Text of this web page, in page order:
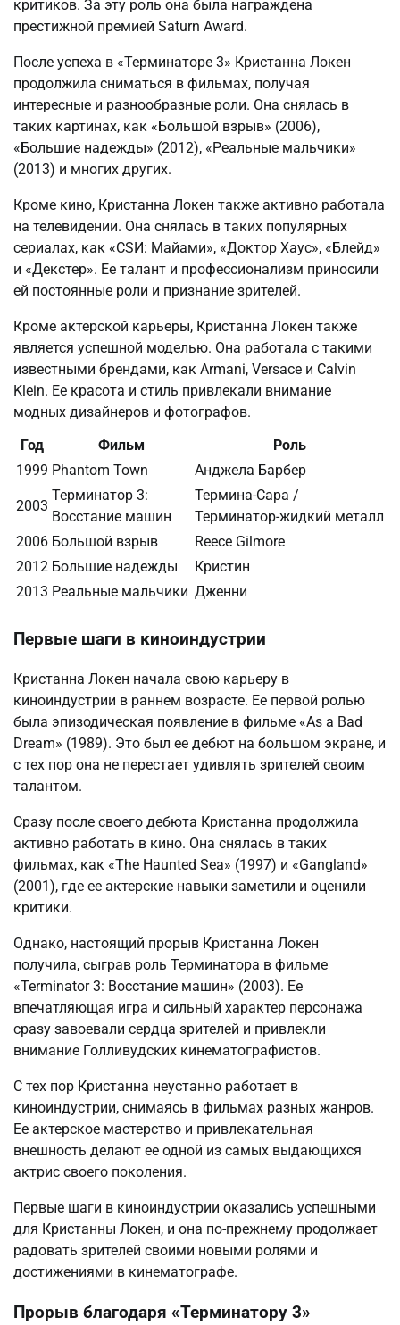
критиков. За эту роль она была награждена
престижной премией Saturn Award.
После успеха в «Терминаторе 3» Кристанна Локен
продолжила сниматься в фильмах, получая
интересные и разнообразные роли. Она снялась в
таких картинах, как «Большой взрыв» (2006),
«Большие надежды» (2012), «Реальные мальчики»
(2013) и многих других.
Кроме кино, Кристанна Локен также активно работала
на телевидении. Она снялась в таких популярных
сериалах, как «CSИ: Майами», «Доктор Хаус», «Блейд»
и «Декстер». Ее талант и профессионализм приносили
ей постоянные роли и признание зрителей.
Кроме актерской карьеры, Кристанна Локен также
является успешной моделью. Она работала с такими
известными брендами, как Armani, Versace и Calvin
Klein. Ее красота и стиль привлекали внимание
модных дизайнеров и фотографов.
Год
Фильм
Роль
1999 Phantom Town Анджела Барбер
2003
Терминатор 3:
Восстание машин
Термина-Сара /
Терминатор-жидкий металл
2006 Большой взрыв
Reece Gilmore
2012 Большие надежды
Кристин
2013 Реальные мальчики Дженни
Первые шаги в киноиндустрии
Кристанна Локен начала свою карьеру в
киноиндустрии в раннем возрасте. Ее первой ролью
была эпизодическая появление в фильме «As a Bad
Dream» (1989). Это был ее дебют на большом экране, и
с тех пор она не перестает удивлять зрителей своим
талантом.
Сразу после своего дебюта Кристанна продолжила
активно работать в кино. Она снялась в таких
фильмах, как «The Haunted Sea» (1997) и «Gangland»
(2001), где ее актерские навыки заметили и оценили
критики.
Однако, настоящий прорыв Кристанна Локен
получила, сыграв роль Терминатора в фильме
«Terminator 3: Восстание машин» (2003). Ее
впечатляющая игра и сильный характер персонажа
сразу завоевали сердца зрителей и привлекли
внимание Голливудских кинематографистов.
С тех пор Кристанна неустанно работает в
киноиндустрии, снимаясь в фильмах разных жанров.
Ее актерское мастерство и привлекательная
внешность делают ее одной из самых выдающихся
актрис своего поколения.
Первые шаги в киноиндустрии оказались успешными
для Кристанны Локен, и она по-прежнему продолжает
радовать зрителей своими новыми ролями и
достижениями в кинематографе.
Прорыв благодаря «Терминатору 3»